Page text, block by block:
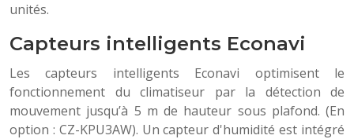
unités.
Capteurs intelligents Econavi
Les capteurs intelligents Econavi optimisent le
fonctionnement du climatiseur par la détection de
mouvement jusqu’à 5 m de hauteur sous plafond. (En
option : CZ-KPU3AW). Un capteur d'humidité est intégré